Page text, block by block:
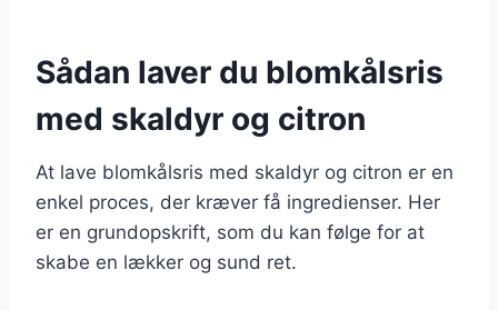
Sådan laver du blomkålsris
med skaldyr og citron
At lave blomkålsris med skaldyr og citron er en
enkel proces, der kræver få ingredienser. Her
er en grundopskrift, som du kan følge for at
skabe en lækker og sund ret.